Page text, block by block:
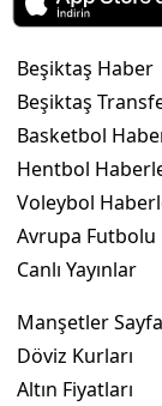
Beşiktaş Haber
Beşiktaş
Basketbol
Hentbol
Voleybol
Avrupa Futbolu
Canlı Yayınlar
Manşetler
Döviz Kurları
Altın Fiyatları